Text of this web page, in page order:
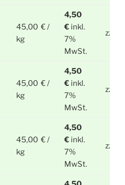
45,00 € /
kg
4,50
€ inkl.
7%
MwSt.
zzgl.
45,00 € /
kg
4,50
€ inkl.
7%
MwSt.
zzgl.
45,00 € /
kg
4,50
€ inkl.
7%
MwSt.
zzgl.